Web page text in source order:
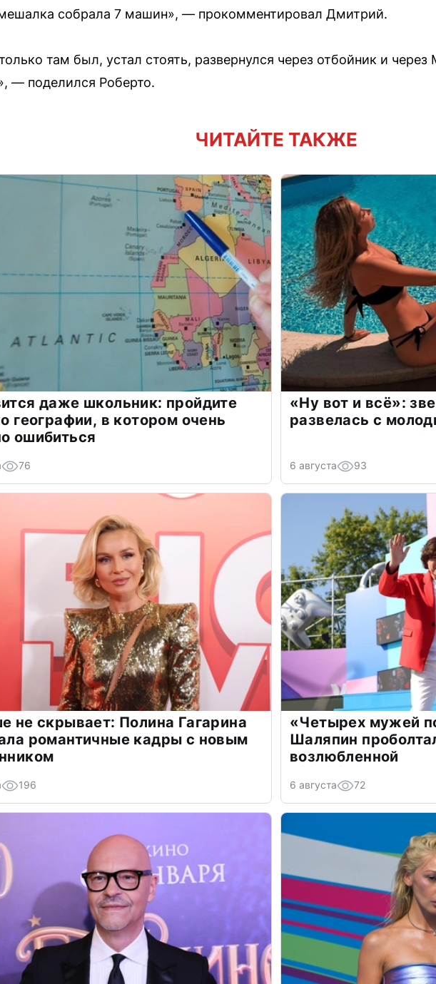
собрала 7 машин», — прокомментировал Дмитрий.
там был, устал стоять, развернулся через отбойник и
— поделился Роберто.
ЧИТАЙТЕ ТАКЖЕ
даже школьник: пройдите
географии, в котором очень
ошибиться
76
«Ну вот и всё»:
развелась с
6 августа 93
не скрывает: Полина Гагарина
романтичные кадры с новым
196
«Четырех мужей
Шаляпин
возлюбленной
6 августа 72